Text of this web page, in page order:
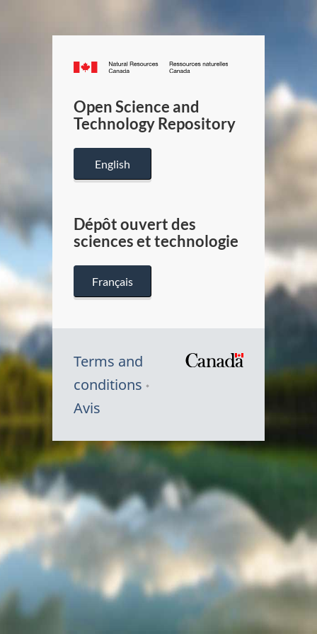
Canada.ca
/
Canada
Open Science and
Technology Repository
English
Dépôt ouvert des
sciences et technologie
Français
Terms and
conditions
Avis
Symbole
du